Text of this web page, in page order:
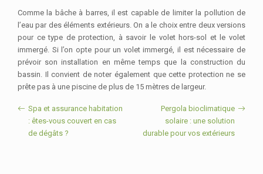
Comme la bâche à barres, il est capable de limiter la pollution de
l’eau par des éléments extérieurs. On a le choix entre deux versions
pour ce type de protection, à savoir le volet hors-sol et le volet
immergé. Si l’on opte pour un volet immergé, il est nécessaire de
prévoir son installation en même temps que la construction du
bassin. Il convient de noter également que cette protection ne se
prête pas à une piscine de plus de 15 mètres de largeur.
Spa et assurance habitation
: êtes-vous couvert en cas
de dégâts ?
Pergola bioclimatique
solaire : une solution
durable pour vos extérieurs